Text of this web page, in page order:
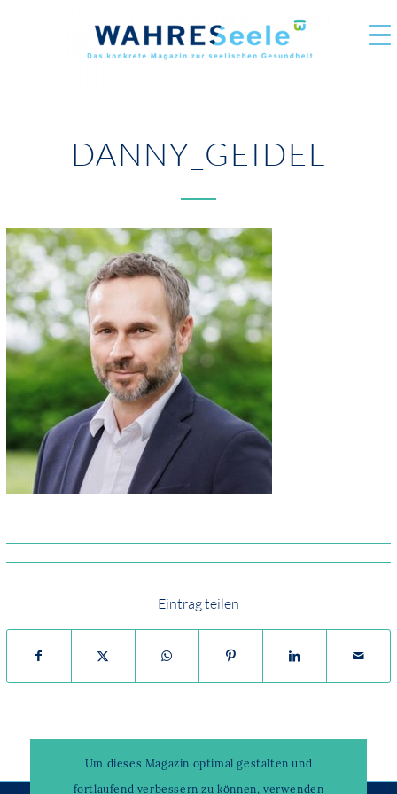
DANNY_GEIDEL
Eintrag teilen
Um dieses Magazin optimal gestalten und
fortlaufend verbessern zu können, verwenden